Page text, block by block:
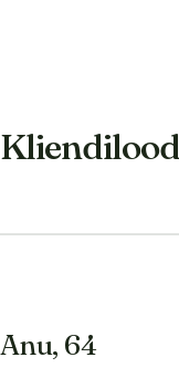
Kliendilood
Anu, 64